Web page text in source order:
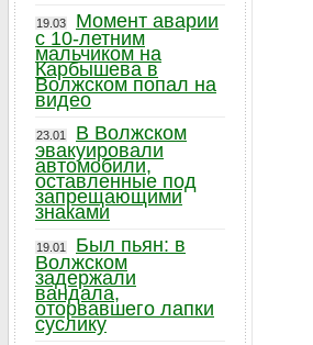
19.03
Момент аварии
с 10-летним
мальчиком на
Карбышева в
Волжском попал на
видео
23.01
В Волжском
эвакуировали
автомобили,
оставленные под
запрещающими
знаками
19.01
Был пьян: в
Волжском
задержали
вандала,
оторвавшего лапки
суслику